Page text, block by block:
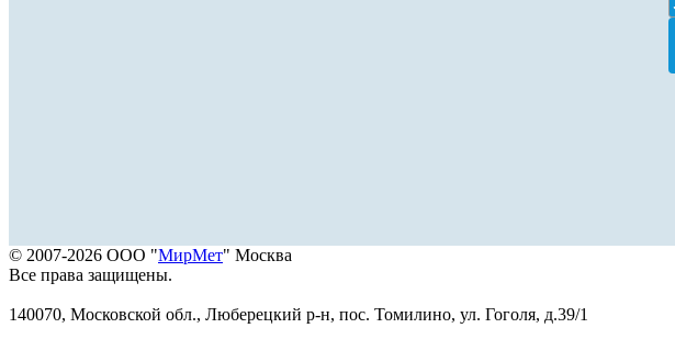
© 2007-2026 ООО "МирМет" Москва
Все права защищены.
140070, Московской обл., Люберецкий р-н, пос. Томилино, ул. Гоголя, д.39/1